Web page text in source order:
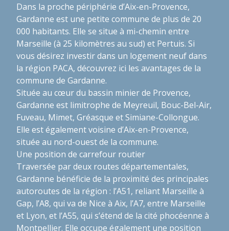
Dans la proche périphérie d’Aix-en-Provence,
Gardanne est une petite commune de plus de 20
000 habitants. Elle se situe à mi-chemin entre
Marseille (à 25 kilomètres au sud) et Pertuis. Si
vous désirez investir dans un logement neuf dans
la région PACA, découvrez ici les avantages de la
commune de Gardanne.
Située au cœur du bassin minier de Provence,
Gardanne est limitrophe de Meyreuil, Bouc-Bel-Air,
Fuveau, Mimet, Gréasque et Simiane-Collongue.
Elle est également voisine d’Aix-en-Provence,
située au nord-ouest de la commune.
Une position de carrefour routier
Traversée par deux routes départementales,
Gardanne bénéficie de la proximité des principales
autoroutes de la région : l’A51, reliant Marseille à
Gap, l’A8, qui va de Nice à Aix, l’A7, entre Marseille
et Lyon, et l’A55, qui s’étend de la cité phocéenne à
Montpellier. Elle occupe également une position